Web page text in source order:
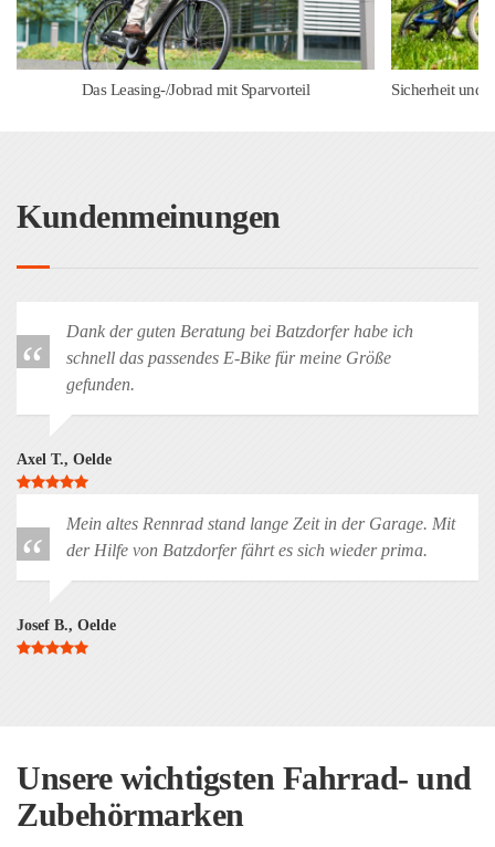
Das Leasing-/Jobrad mit Sparvorteil Sicherheit und
Kundenmeinungen
Dank der guten Beratung bei Batzdorfer habe ich
schnell das passendes E-Bike für meine Größe
gefunden.
Axel T., Oelde
Mein altes Rennrad stand lange Zeit in der Garage. Mit
der Hilfe von Batzdorfer fährt es sich wieder prima.
Josef B., Oelde
Unsere wichtigsten Fahrrad- und
Zubehörmarken